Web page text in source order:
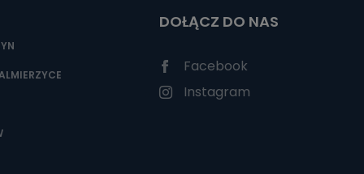
DOŁĄCZ DO NAS
Facebook
Instagram